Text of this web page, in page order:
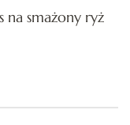
na smażony ryż